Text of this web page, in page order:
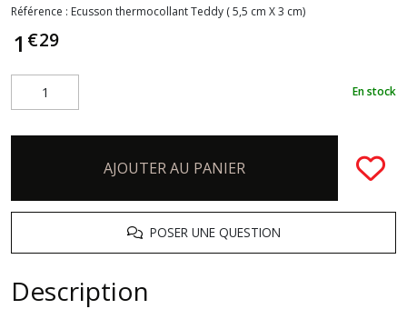
Référence : Ecusson thermocollant Teddy ( 5,5 cm X 3 cm)
1 €29
En stock
AJOUTER AU PANIER
POSER UNE QUESTION
Description